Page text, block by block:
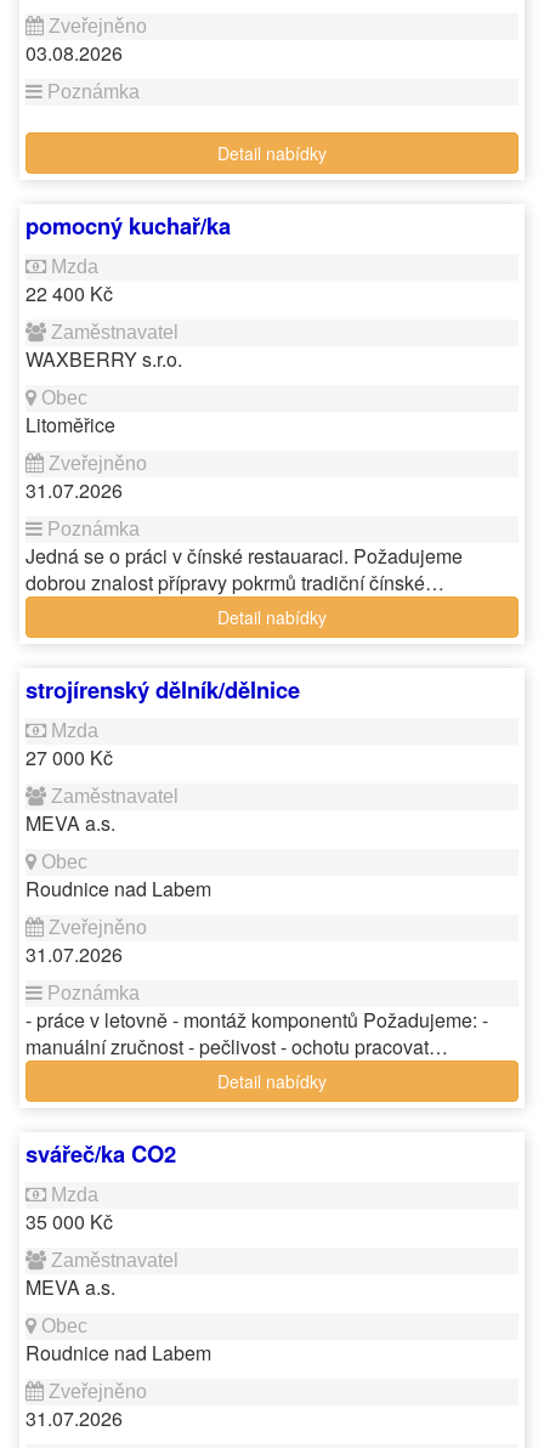
03.08.2026
Detail nabídky
pomocný kuchař/ka
22 400 Kč
WAXBERRY s.r.o.
Litoměřice
31.07.2026
Jedná se o práci v čínské restauaraci. Požadujeme
dobrou znalost přípravy pokrmů tradiční čínské…
Detail nabídky
strojírenský dělník/dělnice
27 000 Kč
MEVA a.s.
Roudnice nad Labem
31.07.2026
- práce v letovně - montáž komponentů Požadujeme: -
manuální zručnost - pečlivost - ochotu pracovat…
Detail nabídky
svářeč/ka CO2
35 000 Kč
MEVA a.s.
Roudnice nad Labem
31.07.2026